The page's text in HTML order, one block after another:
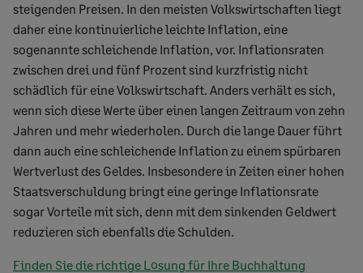
steigenden Preisen. In den meisten Volkswirtschaften liegt
daher eine kontinuierliche leichte Inflation, eine
sogenannte schleichende Inflation, vor. Inflationsraten
zwischen drei und fünf Prozent sind kurzfristig nicht
schädlich für eine Volkswirtschaft. Anders verhält es sich,
wenn sich diese Werte über einen langen Zeitraum von zehn
Jahren und mehr wiederholen. Durch die lange Dauer führt
dann auch eine schleichende Inflation zu einem spürbaren
Wertverlust des Geldes. Insbesondere in Zeiten einer hohen
Staatsverschuldung bringt eine geringe Inflationsrate
sogar Vorteile mit sich, denn mit dem sinkenden Geldwert
reduzieren sich ebenfalls die Schulden.
Finden Sie die richtige Lösung für Ihre Buchhaltung